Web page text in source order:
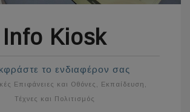
Info Kiosk
το ενδιαφέρον σας
Επιφάνειες και Οθόνες Εκπαίδευση
Τέχνες και Πολιτισμός